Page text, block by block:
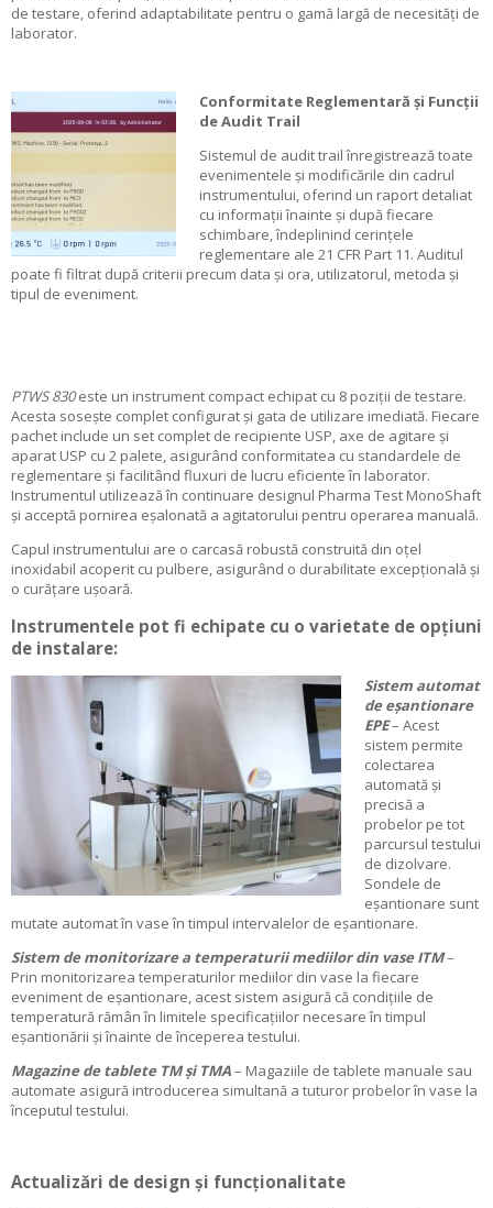
de testare, oferind adaptabilitate pentru o gamă largă de necesități de
laborator.
Conformitate Reglementară și Funcții
de Audit Trail
Sistemul de audit trail înregistrează toate
evenimentele și modificările din cadrul
instrumentului, oferind un raport detaliat
cu informații înainte și după fiecare
schimbare, îndeplinind cerințele
reglementare ale 21 CFR Part 11. Auditul
poate fi filtrat după criterii precum data și ora, utilizatorul, metoda și
tipul de eveniment.
PTWS 830este un instrument compact echipat cu 8 poziții de testare.
Acesta sosește complet configurat și gata de utilizare imediată. Fiecare
pachet include un set complet de recipiente USP, axe de agitare și
aparat USP cu 2 palete, asigurând conformitatea cu standardele de
reglementare și facilitând fluxuri de lucru eficiente în laborator.
Instrumentul utilizează în continuare designul Pharma Test MonoShaft
și acceptă pornirea eșalonată a agitatorului pentru operarea manuală.
Capul instrumentului are o carcasă robustă construită din oțel
inoxidabil acoperit cu pulbere, asigurând o durabilitate excepțională și
o curățare ușoară.
Instrumentele pot fi echipate cu o varietate de opțiuni
de instalare:
Sistem automat
de eșantionare
EPE– Acest
sistem permite
colectarea
automată și
precisă a
probelor pe tot
parcursul testului
de dizolvare.
Sondele de
eșantionare sunt
mutate automat în vase în timpul intervalelor de eșantionare.
Sistem de monitorizare a temperaturii mediilor din vase ITM–
Prin monitorizarea temperaturilor mediilor din vase la fiecare
eveniment de eșantionare, acest sistem asigură că condițiile de
temperatură rămân în limitele specificațiilor necesare în timpul
eșantionării și înainte de începerea testului.
Magazine de tablete TM și TMA– Magaziile de tablete manuale sau
automate asigură introducerea simultană a tuturor probelor în vase la
începutul testului.
Actualizări de design și funcționalitate